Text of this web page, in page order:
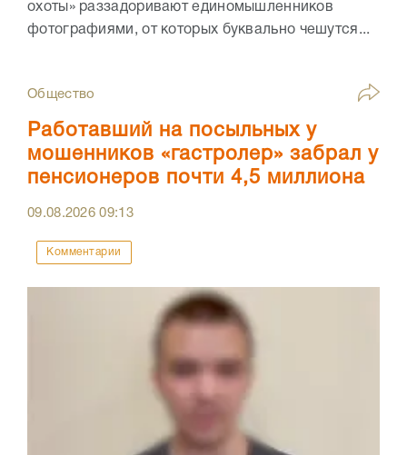
охоты» раззадоривают единомышленников
фотографиями, от которых буквально чешутся...
Общество
Работавший на посыльных у
мошенников «гастролер» забрал у
пенсионеров почти 4,5 миллиона
09.08.202609:13
Комментарии